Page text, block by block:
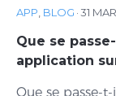
APP BLOG ·31
Que se
application
Que se passe-